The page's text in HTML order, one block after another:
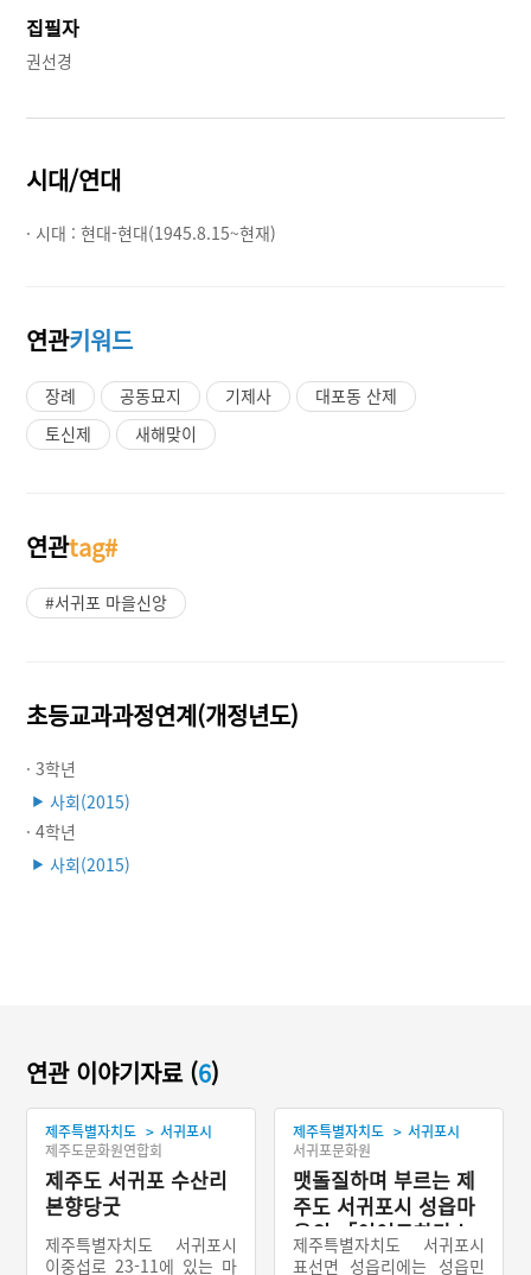
집필자
권선경
시대/연대
· 시대 :현대-현대(1945.8.15~현재)
연관키워드
장례 공동묘지 기제사
대포동 산제
토신제
새해맞이
연관tag#
#서귀포 마을신앙
초등교과과정연계(개정년도)
· 3학년
▶ 사회(2015)
· 4학년
▶ 사회(2015)
연관 이야기자료 (6)
제주특별자치도 > 서귀포시
제주도문화원연합회
제주도 서귀포 수산리
본향당굿
제주특별자치도 서귀포시
이중섭로 23-11에 있는 마
제주특별자치도 > 서귀포시
서귀포문화원
맷돌질하며 부르는 제
주도 서귀포시 성읍마
을의 「이여도하라소
리」
제주특별자치도 서귀포시
표선면 성읍리에는 성읍민